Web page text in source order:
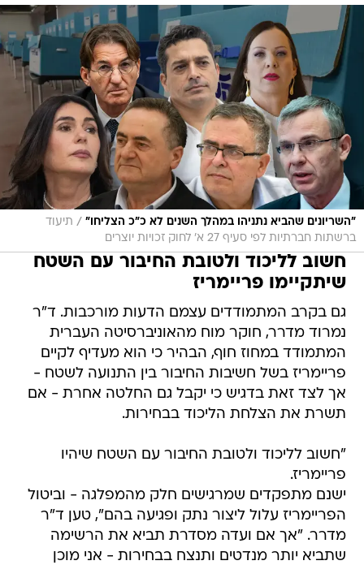
"השריונים שהביא נתניהו במהלך השנים לא כ"כ הצליחו" / תיעוד
ברשתות חברתיות לפי סעיף 27 א' לחוק זכויות יוצרים
חשוב לליכוד ולטובת החיבור עם השטח
שיתקיימו פריימריז
גם בקרב המתמודדים עצמם הדעות מורכבות. ד"ר
נמרוד מדרר, חוקר מוח מהאוניברסיטה העברית
המתמודד במחוז חוף, הבהיר כי הוא מעדיף לקיים
פריימריז בשל חשיבות החיבור בין התנועה לשטח -
אך לצד זאת בדגיש כי יקבל גם החלטה אחרת - אם
תשרת את הצלחת הליכוד בבחירות.
"חשוב לליכוד ולטובת החיבור עם השטח שיהיו
פריימריז.
ישנם מתפקדים שמרגישים חלק מהמפלגה - וביטול
הפריימריז עלול ליצור נתק ופגיעה בהם", טען ד"ר
מדרר. "אך אם ועדה מסדרת תביא את הרשימה
שתביא יותר מנדטים ותנצח בבחירות - אני מוכן